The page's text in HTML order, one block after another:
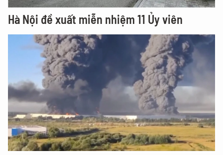
Hà Nội đề xuất miễn nhiệm 11 Ủy viên